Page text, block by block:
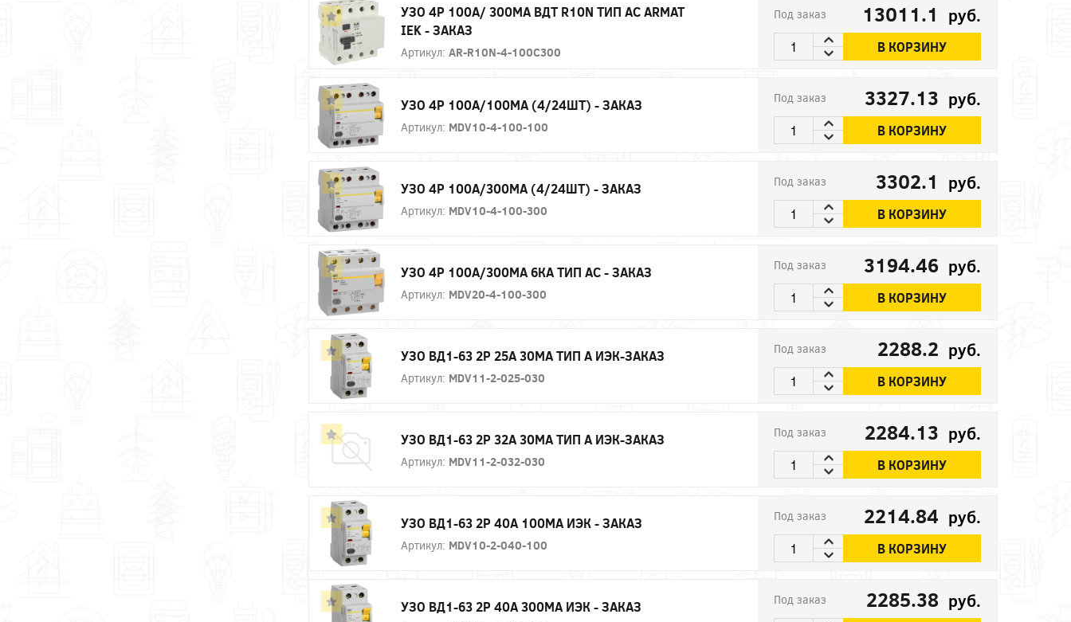
УЗО 4P 100А/ 300МА ВДТ R10N ТИП АC ARMAT
IEK - ЗАКАЗ
Артикул: AR-R10N-4-100C300
Под заказ 13011.1 руб.
В КОРЗИНУ
УЗО 4P 100А/100МА (4/24ШТ) - ЗАКАЗ
Артикул: MDV10-4-100-100
Под заказ 3327.13 руб.
В КОРЗИНУ
УЗО 4P 100А/300МА (4/24ШТ) - ЗАКАЗ
Артикул: MDV10-4-100-300
Под заказ 3302.1 руб.
В КОРЗИНУ
УЗО 4P 100А/300МА 6КА ТИП АС - ЗАКАЗ
Артикул: MDV20-4-100-300
Под заказ 3194.46 руб.
В КОРЗИНУ
УЗО ВД1-63 2Р 25А 30МА ТИП А ИЭК-ЗАКАЗ
Артикул: MDV11-2-025-030
Под заказ 2288.2 руб.
В КОРЗИНУ
УЗО ВД1-63 2Р 32А 30МА ТИП А ИЭК-ЗАКАЗ
Артикул: MDV11-2-032-030
Под заказ 2284.13 руб.
В КОРЗИНУ
УЗО ВД1-63 2Р 40А 100МА ИЭК - ЗАКАЗ
Артикул: MDV10-2-040-100
Под заказ 2214.84 руб.
В КОРЗИНУ
УЗО ВД1-63 2Р 40А 300МА ИЭК - ЗАКАЗ Под заказ 2285.38 руб.